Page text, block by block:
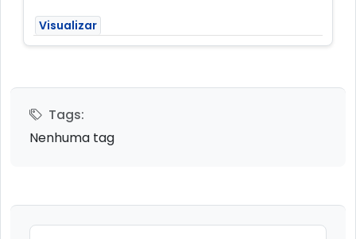
Visualizar
Tags:
Nenhuma tag